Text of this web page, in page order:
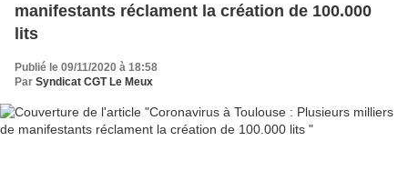
manifestants réclament la création de 100.000
lits
Publié le 09/11/2020 à 18:58
Par Syndicat CGT Le Meux